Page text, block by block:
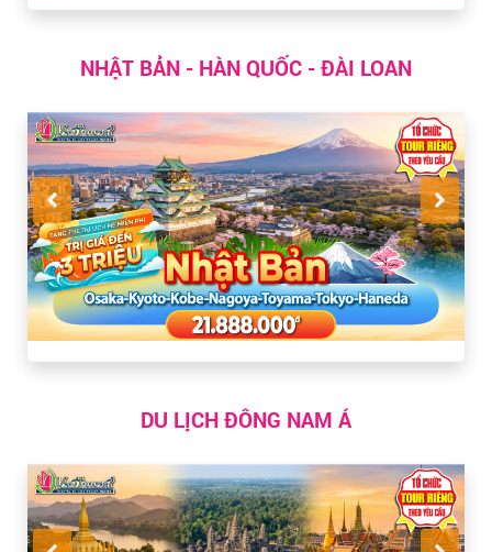
NHẬT BẢN - HÀN QUỐC - ĐÀI LOAN
DU LỊCH ĐÔNG NAM Á